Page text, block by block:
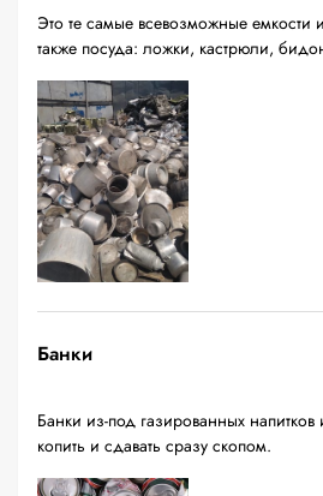
Это те самые всевозможные емкости
также посуда: ложки, кастрюли,
Банки
Банки из-под газированных
копить и сдавать сразу скопом.